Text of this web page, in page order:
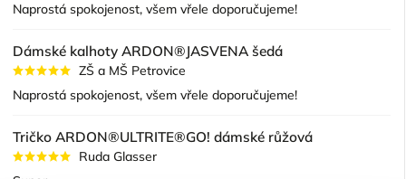
Naprostá spokojenost, všem vřele doporučujeme!
Dámské kalhoty ARDON®JASVENA šedá
ZŠ a MŠ Petrovice
Naprostá spokojenost, všem vřele doporučujeme!
Tričko ARDON®ULTRITE®GO! dámské růžová
Ruda Glasser